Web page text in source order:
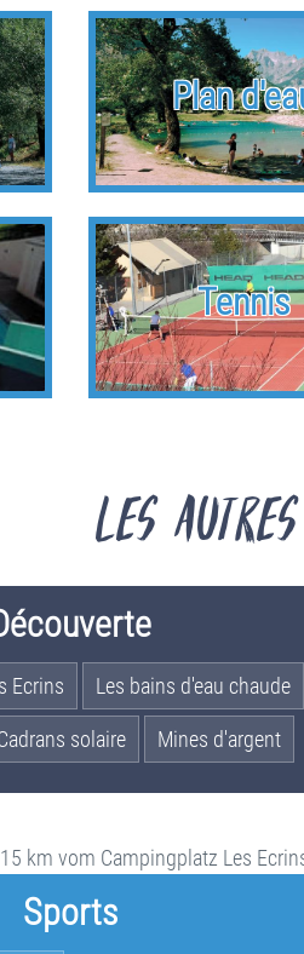
Plan
Tennis
Les
Ecrins Les bains d'eau chaude
solaire Mines d'argent
Sports